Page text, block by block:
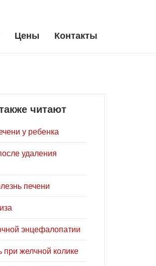
Цены Контакты
читают
у ребенка
удаления
печени
энцефалопатии
желчной колике